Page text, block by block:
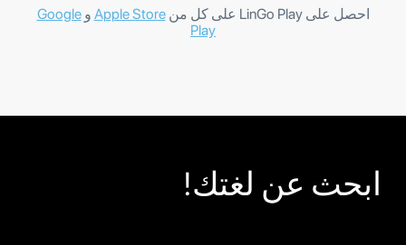
احصل على LinGo Play على كل من Apple Store وGoogle
Play
ابحث عن لغتك!